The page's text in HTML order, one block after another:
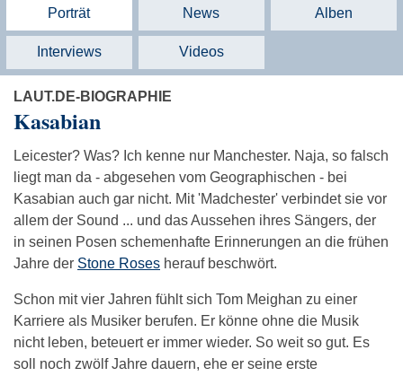
Porträt News Alben
Interviews Videos
LAUT.DE-BIOGRAPHIE
Kasabian
Leicester? Was? Ich kenne nur Manchester. Naja, so falsch
liegt man da - abgesehen vom Geographischen - bei
Kasabian auch gar nicht. Mit 'Madchester' verbindet sie vor
allem der Sound ... und das Aussehen ihres Sängers, der
in seinen Posen schemenhafte Erinnerungen an die frühen
Jahre der Stone Roses herauf beschwört.
Schon mit vier Jahren fühlt sich Tom Meighan zu einer
Karriere als Musiker berufen. Er könne ohne die Musik
nicht leben, beteuert er immer wieder. So weit so gut. Es
soll noch zwölf Jahre dauern, ehe er seine erste